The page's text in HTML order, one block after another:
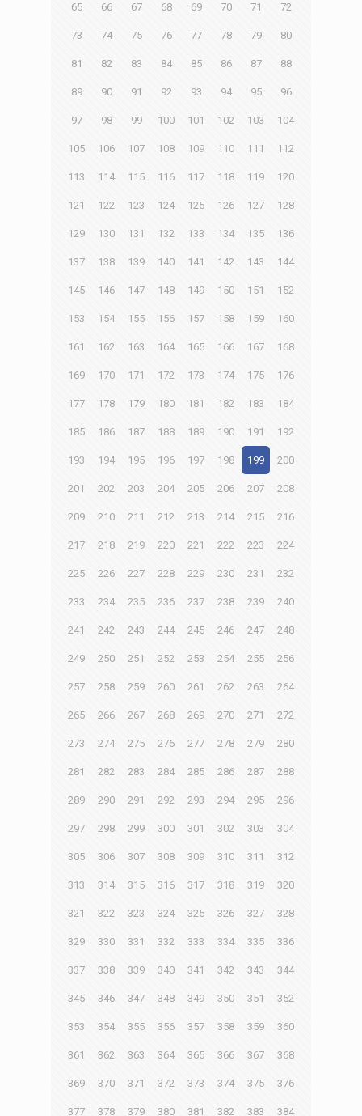
65 66 67 68 69 70 71 72
73 74 75 76 77 78 79 80
81 82 83 84 85 86 87 88
89 90 91 92 93 94 95 96
97 98 99 100 101 102 103 104
105 106 107 108 109 110 111 112
113 114 115 116 117 118 119 120
121 122 123 124 125 126 127 128
129 130 131 132 133 134 135 136
137 138 139 140 141 142 143 144
145 146 147 148 149 150 151 152
153 154 155 156 157 158 159 160
161 162 163 164 165 166 167 168
169 170 171 172 173 174 175 176
177 178 179 180 181 182 183 184
185 186 187 188 189 190 191 192
193 194 195 196 197 198 199 200
201 202 203 204 205 206 207 208
209 210 211 212 213 214 215 216
217 218 219 220 221 222 223 224
225 226 227 228 229 230 231 232
233 234 235 236 237 238 239 240
241 242 243 244 245 246 247 248
249 250 251 252 253 254 255 256
257 258 259 260 261 262 263 264
265 266 267 268 269 270 271 272
273 274 275 276 277 278 279 280
281 282 283 284 285 286 287 288
289 290 291 292 293 294 295 296
297 298 299 300 301 302 303 304
305 306 307 308 309 310 311 312
313 314 315 316 317 318 319 320
321 322 323 324 325 326 327 328
329 330 331 332 333 334 335 336
337 338 339 340 341 342 343 344
345 346 347 348 349 350 351 352
353 354 355 356 357 358 359 360
361 362 363 364 365 366 367 368
369 370 371 372 373 374 375 376
377 378 379 380 381 382 383 384